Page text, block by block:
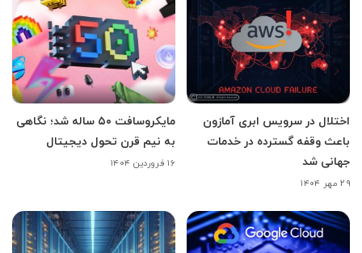
اختلال در سرویس ابری آمازون
باعث وقفه گسترده در خدمات
جهانی شد
۲۹ مهر ۱۴۰۴
مایکروسافت ۵۰ ساله شد؛ نگاهی
به نیم قرن تحول دیجیتال
۱۶ فروردین ۱۴۰۴